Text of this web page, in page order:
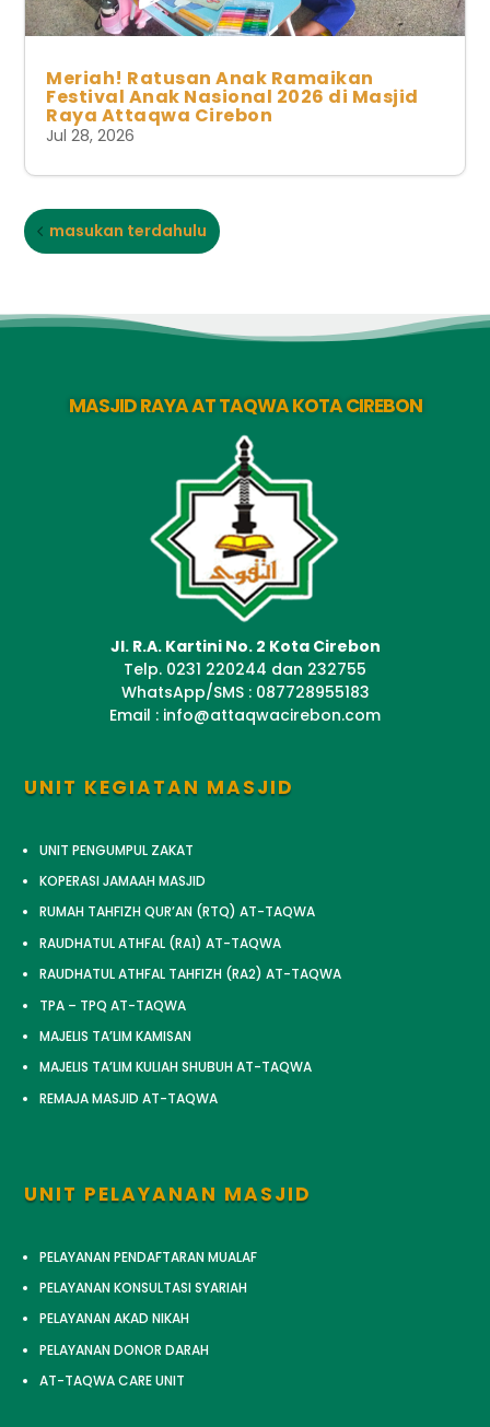
Meriah! Ratusan Anak Ramaikan
Festival Anak Nasional 2026 di Masjid
Raya Attaqwa Cirebon
Jul 28, 2026
masukan terdahulu
MASJID RAYA AT TAQWA KOTA CIREBON
Jl. R.A. Kartini No. 2 Kota Cirebon
Telp. 0231 220244 dan 232755
WhatsApp/SMS : 087728955183
Email : info@attaqwacirebon.com
UNIT KEGIATAN MASJID
UNIT PENGUMPUL ZAKAT
KOPERASI JAMAAH MASJID
RUMAH TAHFIZH QUR’AN (RTQ) AT-TAQWA
RAUDHATUL ATHFAL (RA1) AT-TAQWA
RAUDHATUL ATHFAL TAHFIZH (RA2) AT-TAQWA
TPA – TPQ AT-TAQWA
MAJELIS TA’LIM KAMISAN
MAJELIS TA’LIM KULIAH SHUBUH AT-TAQWA
REMAJA MASJID AT-TAQWA
UNIT PELAYANAN MASJID
PELAYANAN PENDAFTARAN MUALAF
PELAYANAN KONSULTASI SYARIAH
PELAYANAN AKAD NIKAH
PELAYANAN DONOR DARAH
AT-TAQWA CARE UNIT